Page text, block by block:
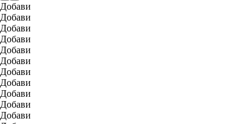
Добави
Добави
Добави
Добави
Добави
Добави
Добави
Добави
Добави
Добави
Добави